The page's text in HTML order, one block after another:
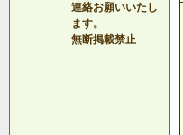
連絡お願いいたし
ます。
無断掲載禁止